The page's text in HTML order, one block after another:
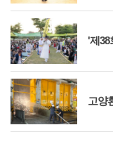
'제38
고양